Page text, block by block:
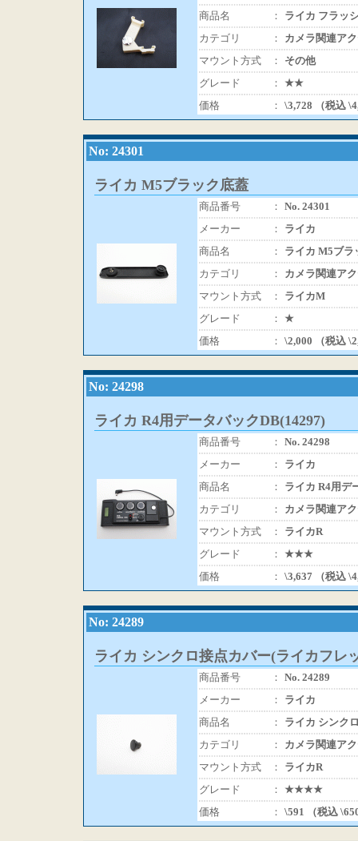
商品名
：
ライカ フラッ
カテゴリ
：
カメラ関連ア
マウント方式
：
その他
グレード
： ★★
価格
： \3,728 （税込
No: 24301
ライカ M5ブラック底蓋
商品番号 ： No. 24301
メーカー
：
ライカ
商品名
：
ライカ M5ブラ
カテゴリ
：
カメラ関連ア
マウント方式
：
ライカM
グレード
： ★
価格
： \2,000 （税込
No: 24298
ライカ R4用データバックDB(14297)
商品番号 ： No. 24298
メーカー
：
ライカ
商品名
：
ライカ R4用デ
カテゴリ
：
カメラ関連ア
マウント方式
：
ライカR
グレード
： ★★★
価格
： \3,637 （税込
No: 24289
ライカ シンクロ接点カバー(ライカフレ
商品番号 ： No. 24289
メーカー
：
ライカ
商品名
：
ライカ シンク
カテゴリ
：
カメラ関連ア
マウント方式
：
ライカR
グレード
： ★★★★
価格
： \591 （税込